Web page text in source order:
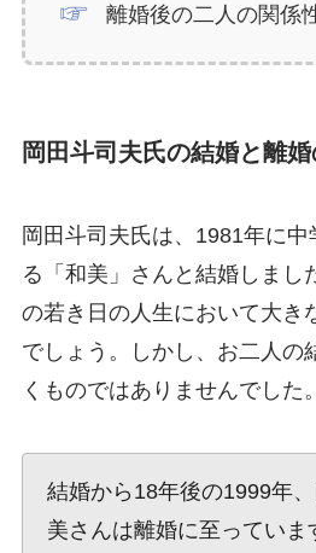
離婚後の二人の関係
岡田斗司夫氏の結婚と離
岡田斗司夫氏は、1981年に
る「和美」さんと結婚しまし
の若き日の人生において大き
でしょう。しかし、お二人の
くものではありませんでした。
結婚から18年後の1999年
美さんは離婚に至っていま